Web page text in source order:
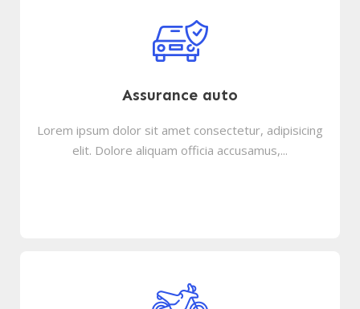
Assurance auto
Lorem ipsum dolor sit amet consectetur, adipisicing
elit. Dolore aliquam officia accusamus,...